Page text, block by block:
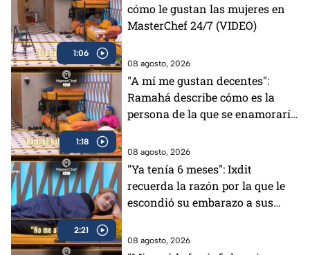
1:06
cómo le gustan las mujeres en
MasterChef 24/7 (VIDEO)
08 agosto, 2026
1:18
"A mí me gustan decentes":
Ramahá describe cómo es la
persona de la que se enamoraría
08 agosto, 2026
2:21
"Ya tenía 6 meses": Ixdit
recuerda la razón por la que le
escondió su embarazo a sus
(VIDEO)
08 agosto, 2026